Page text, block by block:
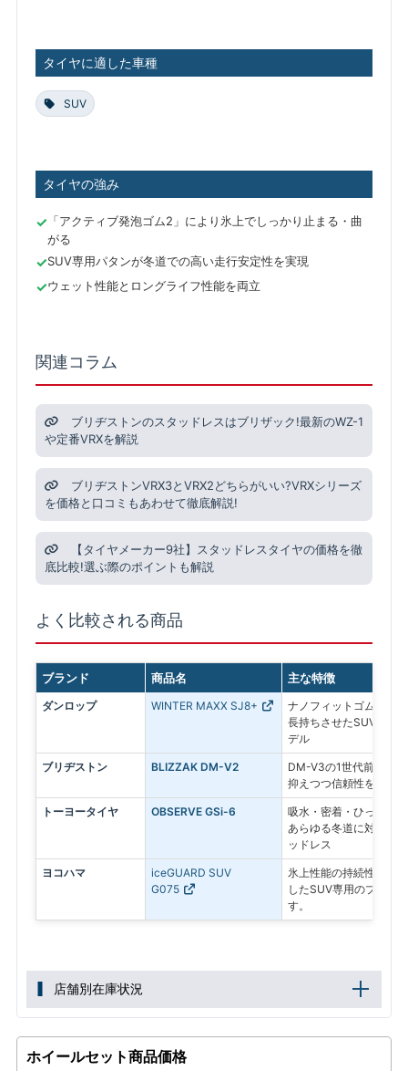
タイヤに適した車種
SUV
タイヤの強み
「アクティブ発泡ゴム2」により氷上でしっかり止まる・曲
がる
SUV専用パタンが冬道での高い走行安定性を実現
ウェット性能とロングライフ性能を両立
関連コラム
ブリヂストンのスタッドレスはブリザック!最新のWZ-1
や定番VRXを解説
ブリヂストンVRX3とVRX2どちらがいい?VRXシリーズ
を価格と口コミもあわせて徹底解説!
【タイヤメーカー9社】スタッドレスタイヤの価格を徹
底比較!選ぶ際のポイントも解説
よく比較される商品
ブランド 商品名 主な特徴
ダンロップ WINTER MAXX SJ8+
ナノフィットゴムを採
長持ちさせたSUV専用
デル
ブリヂストン BLIZZAK DM-V2
DM-V3の1世代前のモ
抑えつつ信頼性を求め
トーヨータイヤ OBSERVE GSi-6
吸水・密着・ひっかき
あらゆる冬道に対応す
ッドレス
ヨコハマ
iceGUARD SUV
G075
氷上性能の持続性と、
したSUV専用のプレミ
す。
店舗別在庫状況
ホイールセット商品価格